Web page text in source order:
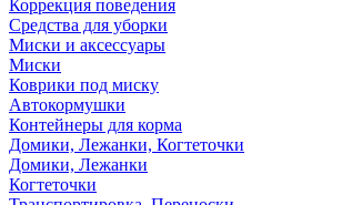
Коррекция поведения
Средства для уборки
Миски и аксессуары
Миски
Коврики под миску
Автокормушки
Контейнеры для корма
Домики, Лежанки, Когтеточки
Домики, Лежанки
Когтеточки